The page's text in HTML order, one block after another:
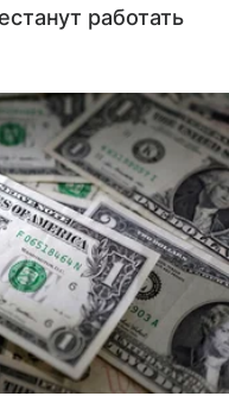
работать